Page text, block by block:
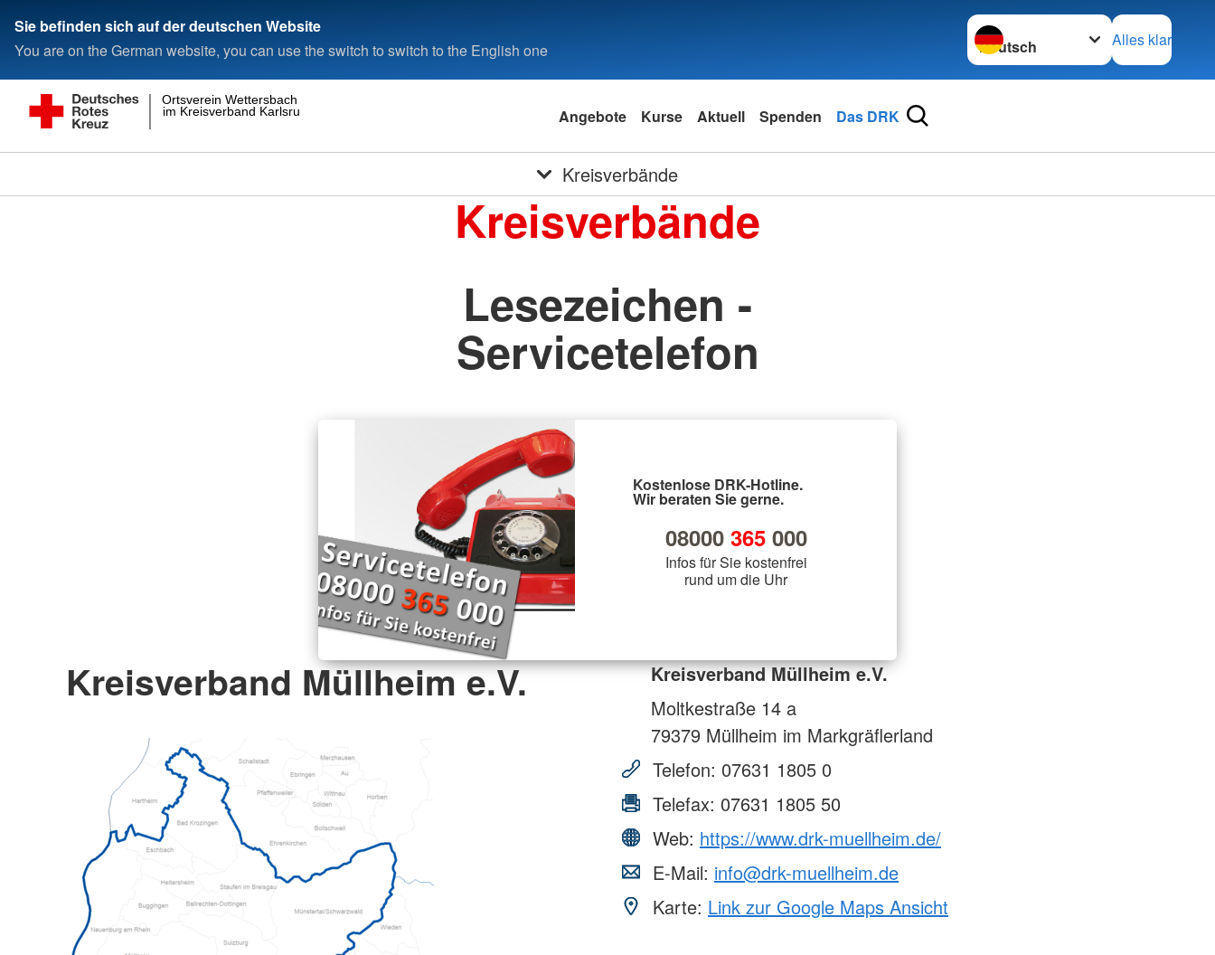
Sie befinden sich auf der deutschen Website
You are on the German website, you can use the switch to switch to the English one
Sprache wechseln zu
Alles klar
im Kreisverband Karlsruhe e.V.
Ortsverein Wettersbach
Angebote Kurse Aktuell Spenden Das DRK
Kreisverbände
Kreisverbände
Lesezeichen -
Servicetelefon
Kostenlose DRK-Hotline.
Wir beraten Sie gerne.
08000 365000
Infos für Sie kostenfrei
rund um die Uhr
Kreisverband Müllheim e.V.
Kreisverband Müllheim e.V.
Moltkestraße 14 a
79379 Müllheim im Markgräflerland
Telefon: 07631 1805 0
Telefax: 07631 1805 50
Web: https://www.drk-muellheim.de/
E-Mail: info@drk-muellheim.de
Karte: Link zur Google Maps Ansicht